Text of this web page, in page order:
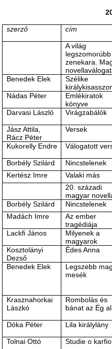
szerző cím
A világ
legszomorúbb
zenekara.
Benedek Elek
Szélike
Nádas Péter
Emlékiratok
könyve
Darvasi László Virágzabálók
Jász Attila,
Rácz Péter
Versek
Kukorelly Endre
Válogatott
Borbély Szilárd
Nincstelenek
Kertész Imre
Valaki más
20. századi
magyar
Borbély Szilárd Nincstelenek
Madách Imre
Az ember
tragédiája
Lackfi János
Milyenek a
magyarok
Kosztolányi
Dezső
Édes Anna
Benedek Elek
Legszebb
mesék
Krasznahorkai
Lászkó
Rombolás és
bánat az Ég
Dóka Péter
Lila királylány
Tolnai Ottó
Studie o